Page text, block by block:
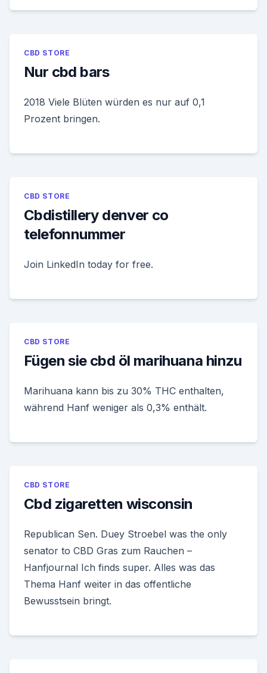
CBD STORE
Nur cbd bars
2018 Viele Blüten würden es nur auf 0,1
Prozent bringen.
CBD STORE
Cbdistillery denver co
telefonnummer
Join LinkedIn today for free.
CBD STORE
Fügen sie cbd öl marihuana hinzu
Marihuana kann bis zu 30% THC enthalten,
während Hanf weniger als 0,3% enthält.
CBD STORE
Cbd zigaretten wisconsin
Republican Sen. Duey Stroebel was the only
senator to CBD Gras zum Rauchen –
Hanfjournal Ich finds super. Alles was das
Thema Hanf weiter in das offentliche
Bewusstsein bringt.